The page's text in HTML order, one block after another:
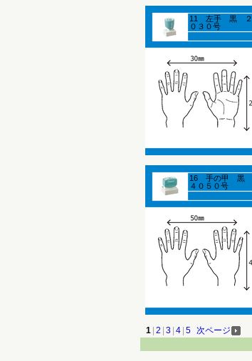
11 左手 黒 ２
０３０号
16 手の甲 黒
４０５０号
1 2 3 4 5 次ページ